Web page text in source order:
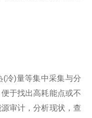
冷)量等集中采集与分
于找出高耗能点或不
审计，分析现状，查